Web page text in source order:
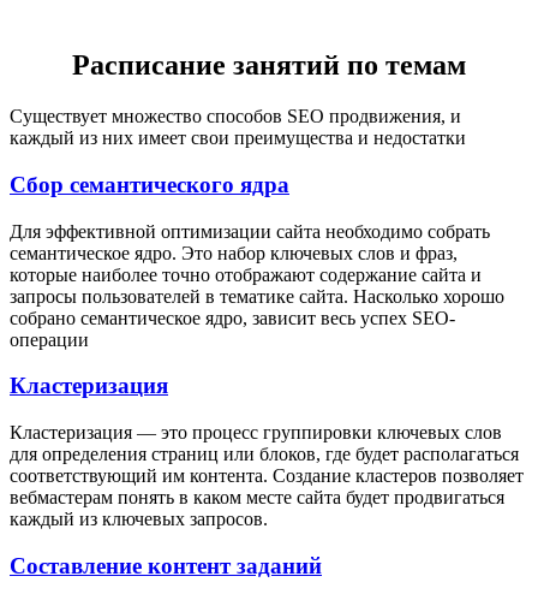
Расписание занятий по темам
Существует множество способов SEO продвижения, и
каждый из них имеет свои преимущества и недостатки
Сбор семантического ядра
Для эффективной оптимизации сайта необходимо собрать
семантическое ядро. Это набор ключевых слов и фраз,
которые наиболее точно отображают содержание сайта и
запросы пользователей в тематике сайта. Насколько хорошо
собрано семантическое ядро, зависит весь успех SEO-
операции
Кластеризация
Кластеризация — это процесс группировки ключевых слов
для определения страниц или блоков, где будет располагаться
соответствующий им контента. Создание кластеров позволяет
вебмастерам понять в каком месте сайта будет продвигаться
каждый из ключевых запросов.
Составление контент заданий